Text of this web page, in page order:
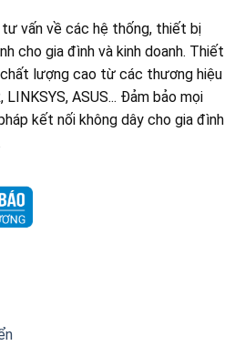
vấn về các hệ thống, thiết bị
cho gia đình và kinh doanh. Thiết
lượng cao từ các thương hiệu
ASUS... Đảm bảo mọi
kết nối không dây cho gia đình